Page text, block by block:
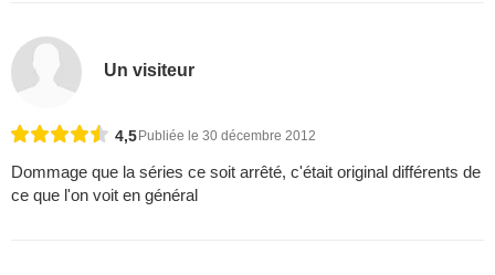
Un visiteur
4,5Publiée le 30 décembre 2012
Dommage que la séries ce soit arrêté, c'était original différents de
ce que l'on voit en général